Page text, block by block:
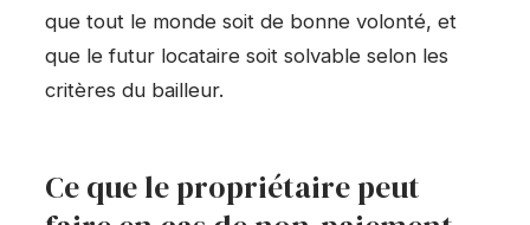
que tout le monde soit de bonne volonté, et
que le futur locataire soit solvable selon les
critères du bailleur.
Ce que le propriétaire peut